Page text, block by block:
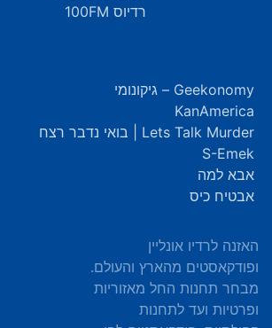
רדיוס 100FM
Geekonomy – גיקונומי
KanAmerica
Lets Talk Murder | בואי נדבר רצח
S-Emek
אבא למה
אבטיח כיס
האזנה לרדיו אונליין
ופודקאסטים מהארץ והעולם.
מבחר תחנות החל מאזוריות
ופרטיות ועד לתחנות